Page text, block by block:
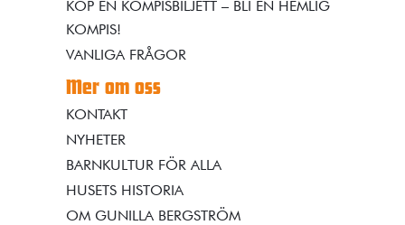
KÖP EN KOMPISBILJETT – BLI EN HEMLIG
KOMPIS!
VANLIGA FRÅGOR
Mer om oss
KONTAKT
NYHETER
BARNKULTUR FÖR ALLA
HUSETS HISTORIA
OM GUNILLA BERGSTRÖM